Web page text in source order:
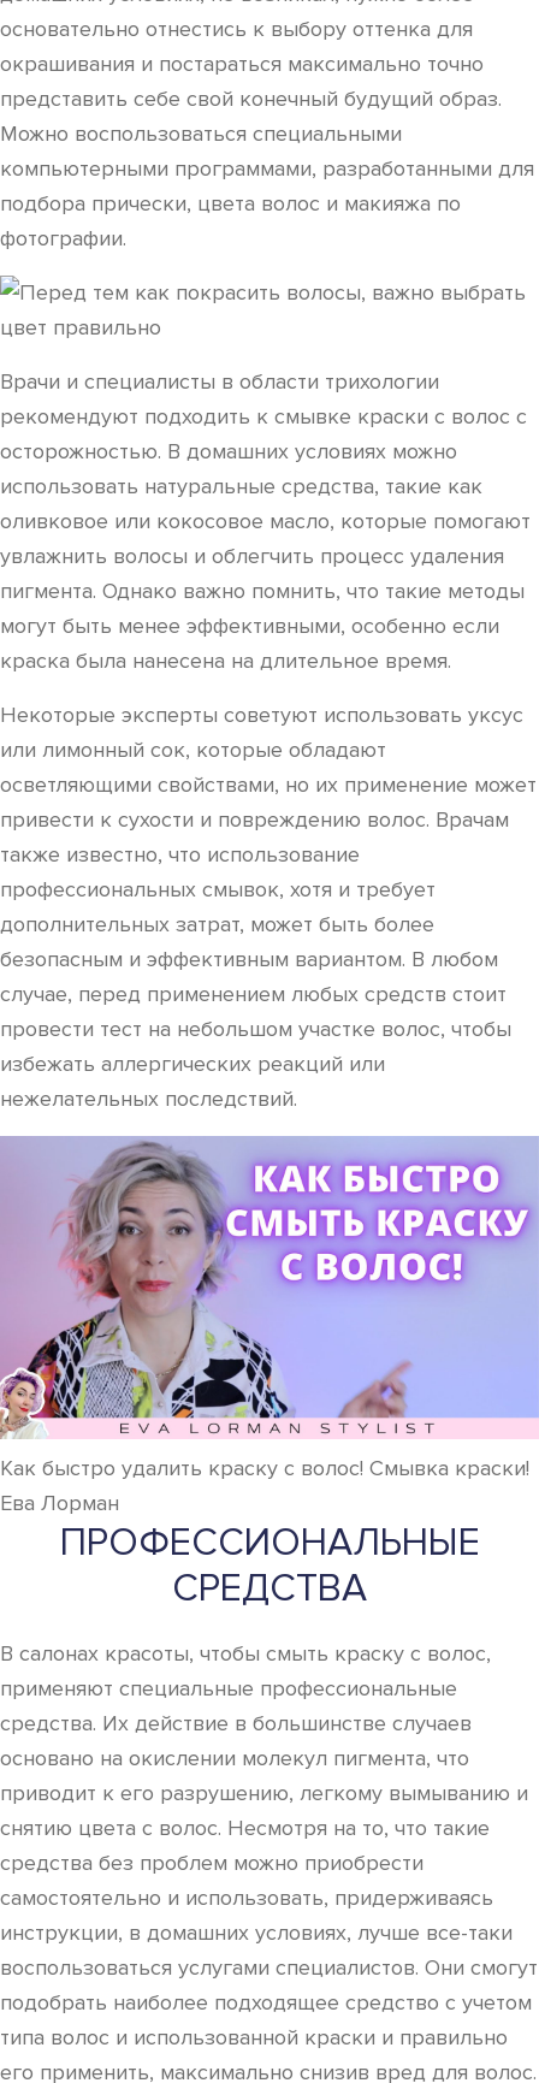
основательно отнестись к выбору оттенка для
окрашивания и постараться максимально точно
представить себе свой конечный будущий образ.
Можно воспользоваться специальными
компьютерными программами, разработанными для
подбора прически, цвета волос и макияжа по
фотографии.
Врачи и специалисты в области трихологии
рекомендуют подходить к смывке краски с волос с
осторожностью. В домашних условиях можно
использовать натуральные средства, такие как
оливковое или кокосовое масло, которые помогают
увлажнить волосы и облегчить процесс удаления
пигмента. Однако важно помнить, что такие методы
могут быть менее эффективными, особенно если
краска была нанесена на длительное время.
Некоторые эксперты советуют использовать уксус
или лимонный сок, которые обладают
осветляющими свойствами, но их применение может
привести к сухости и повреждению волос. Врачам
также известно, что использование
профессиональных смывок, хотя и требует
дополнительных затрат, может быть более
безопасным и эффективным вариантом. В любом
случае, перед применением любых средств стоит
провести тест на небольшом участке волос, чтобы
избежать аллергических реакций или
нежелательных последствий.
Как быстро удалить краску с волос! Смывка краски!
Ева Лорман
ПРОФЕССИОНАЛЬНЫЕ
СРЕДСТВА
В салонах красоты, чтобы смыть краску с волос,
применяют специальные профессиональные
средства. Их действие в большинстве случаев
основано на окислении молекул пигмента, что
приводит к его разрушению, легкому вымыванию и
снятию цвета с волос. Несмотря на то, что такие
средства без проблем можно приобрести
самостоятельно и использовать, придерживаясь
инструкции, в домашних условиях, лучше все-таки
воспользоваться услугами специалистов. Они смогут
подобрать наиболее подходящее средство с учетом
типа волос и использованной краски и правильно
его применить, максимально снизив вред для волос.